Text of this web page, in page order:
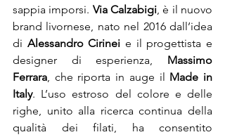
sappia imporsi. Via Calzabigi, è il nuovo
brand livornese, nato nel 2016 dall’idea
di Alessandro Cirinei e il progettista e
designer di esperienza, Massimo
Ferrara, che riporta in auge il Made in
Italy. L’uso estroso del colore e delle
righe, unito alla ricerca continua della
qualità dei filati, ha consentito